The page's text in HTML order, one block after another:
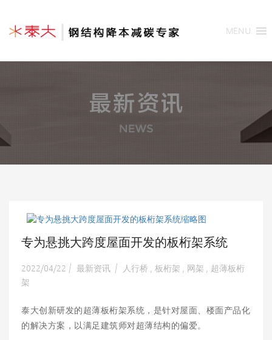
MENU
专为悬挑大跨度屋面开发的板桁架系统
2022/04/22 | 最新资讯 | 人行桥 板桁架 网架
超薄板桁
架
泰大创新研发的超薄板桁架系统，是针对屋面、楼面产品化
的解决方案，以满足建筑师对超薄结构的偏爱。